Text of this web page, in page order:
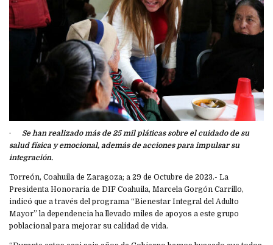
· Se han realizado más de 25 mil pláticas sobre el cuidado de su
salud física y emocional, además de acciones para impulsar su
integración.
Torreón, Coahuila de Zaragoza; a 29 de Octubre de 2023.- La
Presidenta Honoraria de DIF Coahuila, Marcela Gorgón Carrillo,
indicó que a través del programa “Bienestar Integral del Adulto
Mayor” la dependencia ha llevado miles de apoyos a este grupo
poblacional para mejorar su calidad de vida.